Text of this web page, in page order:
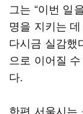
그는 “이번 일
명을 지키는
다시금 실감했
으로 이어질
다.
한편 서울시는